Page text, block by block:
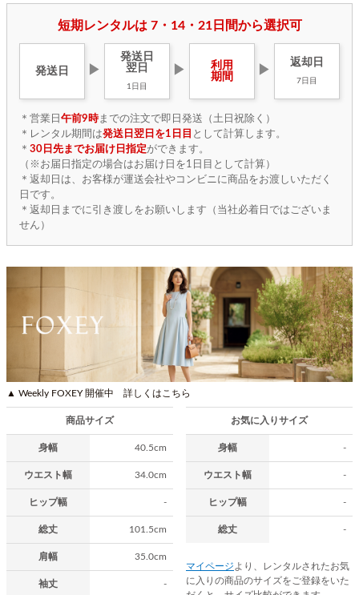
短期レンタルは 7・14・21日間から選択可
発送日 ▶
発送日
翌日
1日目
▶
利用
期間
▶
返却日
7日目
＊営業日 午前9時までの注文で即日発送（土日祝除く）
＊レンタル期間は発送日翌日を1日目 として計算します。
＊ 30日先までお届け日指定ができます。
（※お届日指定の場合はお届け日を1日目として計算）
＊返却日は、お客様が運送会社やコンビニに商品をお渡しいただく
日です。
＊返却日までに引き渡しをお願いします（当社必着日ではございま
せん）
▲ Weekly FOXEY 開催中 詳しくはこちら
商品サイズ
身幅 40.5cm
ウエスト幅 34.0cm
ヒップ幅 -
総丈 101.5cm
肩幅 35.0cm
袖丈 -
お気に入りサイズ
身幅 -
ウエスト幅 -
ヒップ幅 -
総丈 -
マイページ より、レンタルされたお気
に入りの商品のサイズをご登録をいた